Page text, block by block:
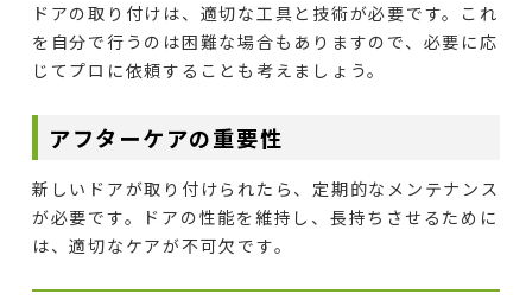
ドアの取り付けは、適切な工具と技術が必要です。これ
を自分で行うのは困難な場合もありますので、必要に応
じてプロに依頼することも考えましょう。
アフターケアの重要性
新しいドアが取り付けられたら、定期的なメンテナンス
が必要です。ドアの性能を維持し、長持ちさせるために
は、適切なケアが不可欠です。